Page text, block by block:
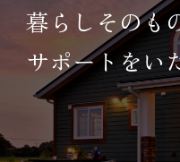
暮らしそのも
サポートをい